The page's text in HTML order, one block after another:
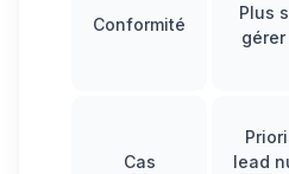
Conformité
Plus
gérer
Cas
lead